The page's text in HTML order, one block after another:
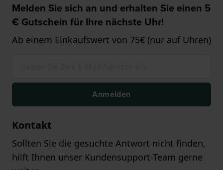
Melden Sie sich an und erhalten Sie einen 5
€ Gutschein für Ihre nächste Uhr!
Ab einem Einkaufswert von 75€ (nur auf Uhren)
Anmelden
Kontakt
Sollten Sie die gesuchte Antwort nicht finden,
hilft Ihnen unser Kundensupport-Team gerne